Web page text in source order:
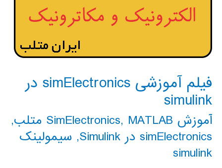
فیلم آموزشی simElectronics در
simulink
آموزش SimElectronics , MATLAB متلب
,
simElectronics در Simulink
, سیمولینک
simulink